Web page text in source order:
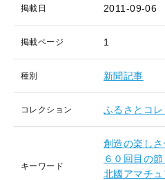
掲載日 2011-09-06
掲載ページ 1
種別 新聞記事
コレクション ふるさとコ
キーワード
創造の楽しさ
６０回目の
北國アマチ